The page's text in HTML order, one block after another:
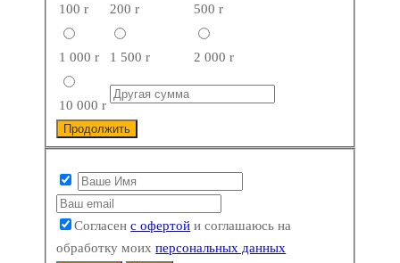
100r 200r 500r
1 000r 1 500r 2 000r
10 000r
Продолжить
Согласенс офертой и соглашаюсь на
обработку моихперсональных данных